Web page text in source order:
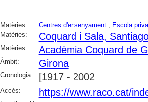
Matèries: Centres d'ensenyament; Escola
Matèries:
Coquard i Sala, Santiago
Matèries: Acadèmia Coquard de
Àmbit: Girona
Cronologia: [1917 - 2002
Accés: https://www.raco.cat/